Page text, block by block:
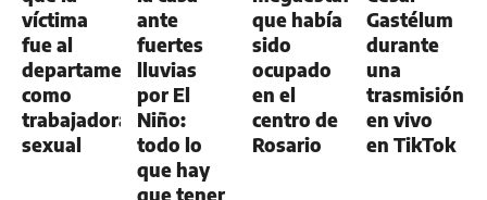
víctima
fue al
departamento
como
trabajadora
sexual
ante
fuertes
lluvias
por El
Niño:
todo lo
que hay
que tener
que había
sido
ocupado
en el
centro de
Rosario
Gastélum
durante
una
trasmisión
en vivo
en TikTok